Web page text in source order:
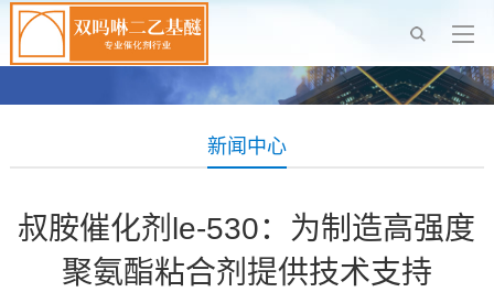
新闻中心
叔胺催化剂le-530：为制造高强度
聚氨酯粘合剂提供技术支持